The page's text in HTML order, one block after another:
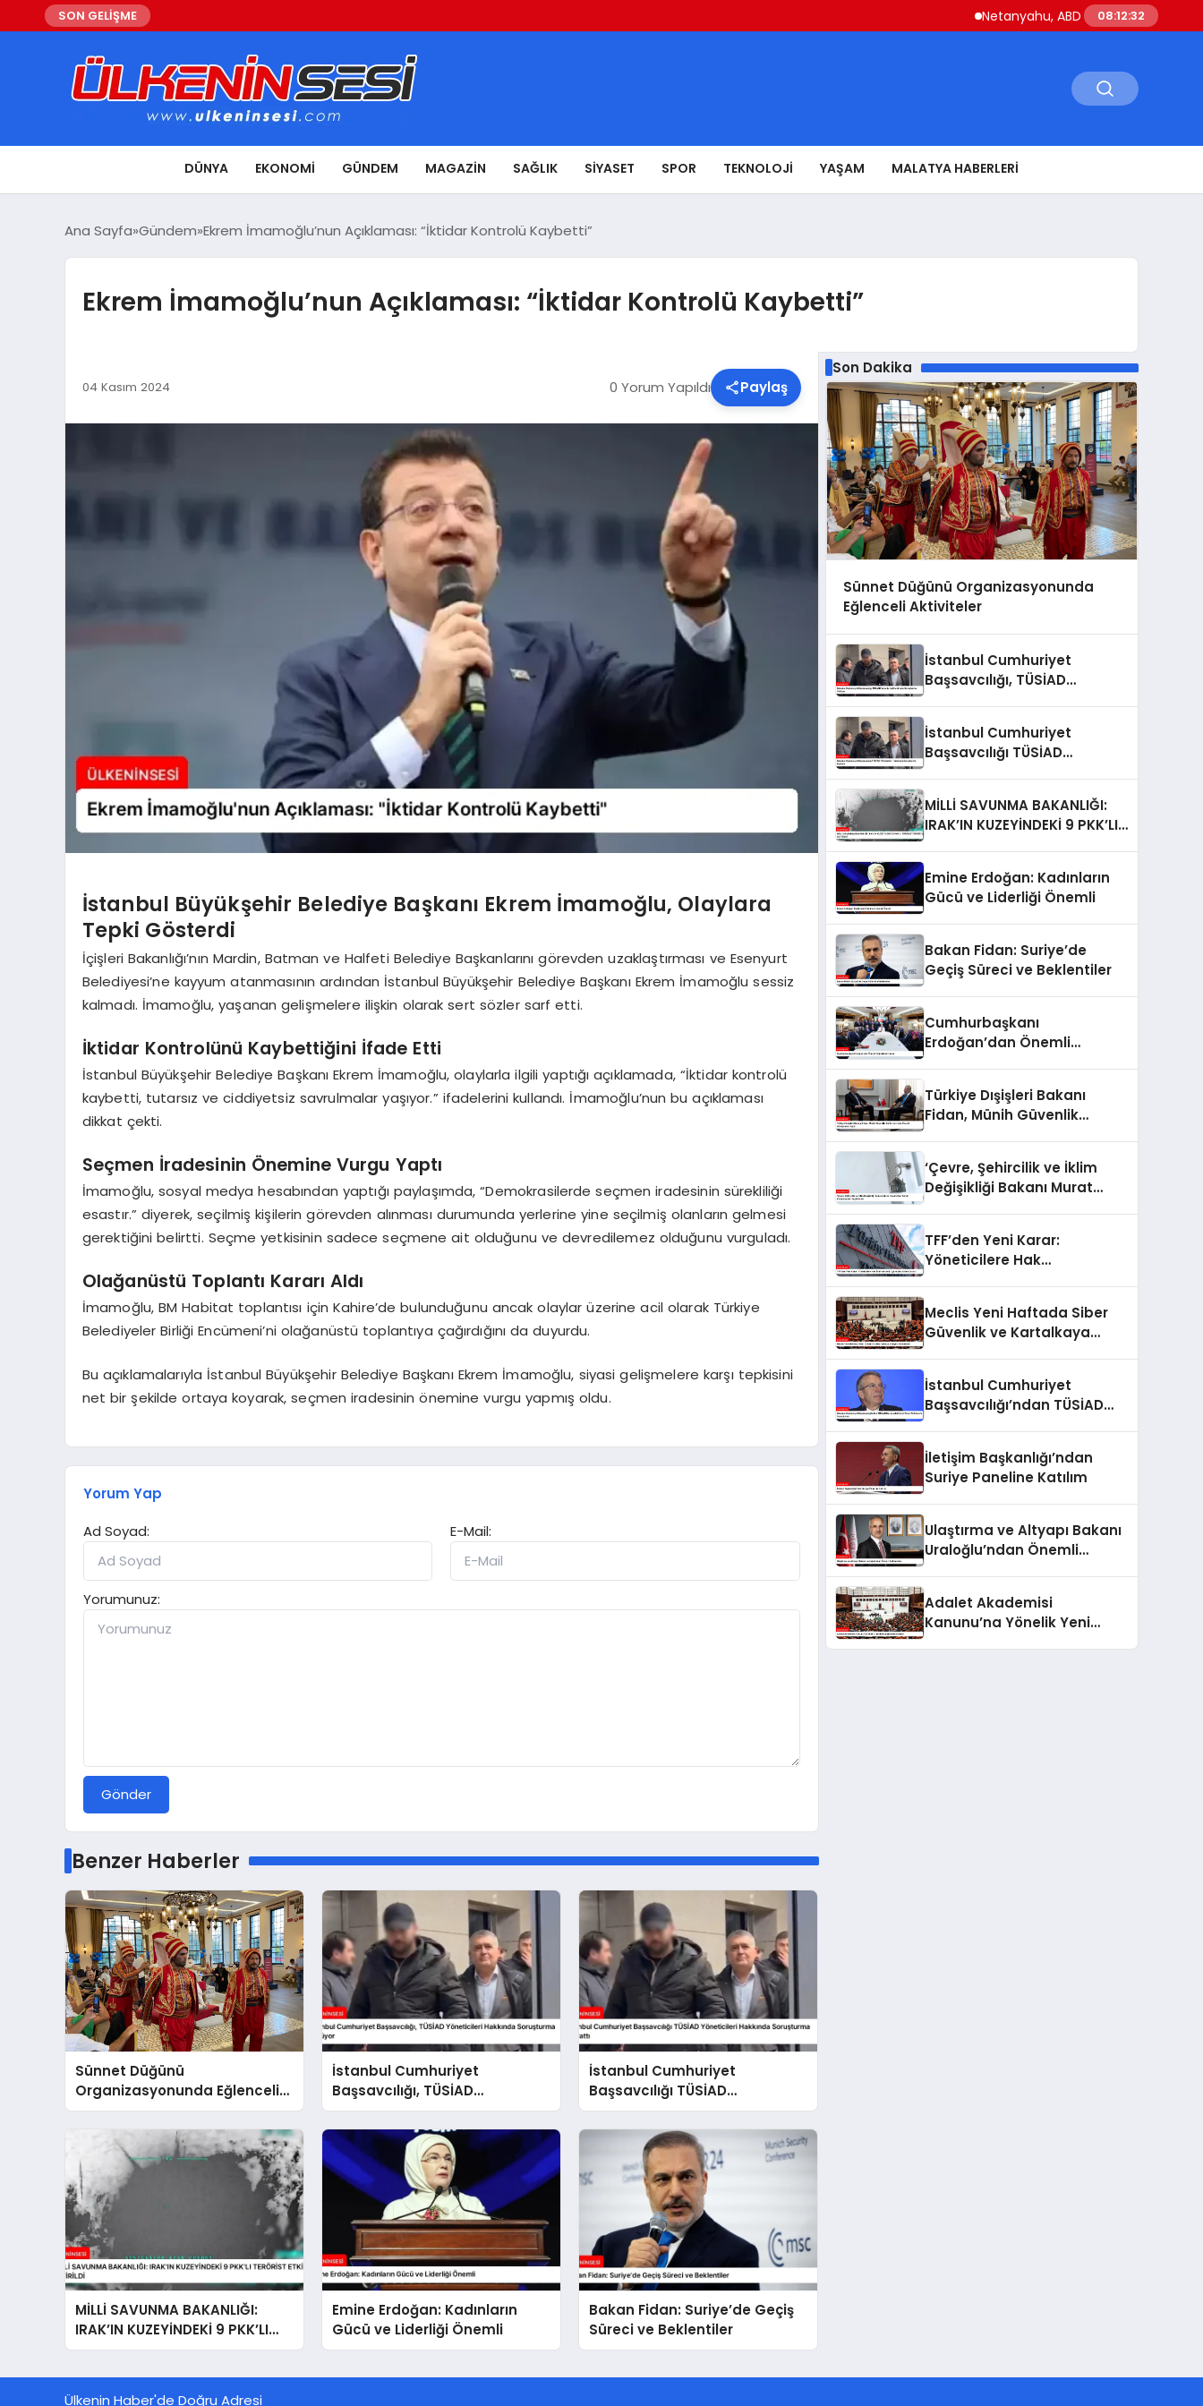
SON GELİŞME Netanyahu, ABD Savunma Bakanı
08:12:33
DÜNYA EKONOMI GÜNDEM MAGAZIN SAĞLIK SIYASET SPOR TEKNOLOJI YAŞAM MALATYA HABERLERI
Ana Sayfa Gündem Ekrem İmamoğlu’nun Açıklaması: “İktidar Kontrolü Kaybetti”
Ekrem İmamoğlu’nun Açıklaması: “İktidar Kontrolü Kaybetti”
04 Kasım 2024 0 Yorum Yapıldı Paylaş
İstanbul Büyükşehir Belediye Başkanı Ekrem İmamoğlu, Olaylara
Tepki Gösterdi
İçişleri Bakanlığı’nın Mardin, Batman ve Halfeti Belediye Başkanlarını görevden uzaklaştırması ve Esenyurt
Belediyesi’ne kayyum atanmasının ardından İstanbul Büyükşehir Belediye Başkanı Ekrem İmamoğlu sessiz
kalmadı. İmamoğlu, yaşanan gelişmelere ilişkin olarak sert sözler sarf etti.
İktidar Kontrolünü Kaybettiğini İfade Etti
İstanbul Büyükşehir Belediye Başkanı Ekrem İmamoğlu, olaylarla ilgili yaptığı açıklamada, “İktidar kontrolü
kaybetti, tutarsız ve ciddiyetsiz savrulmalar yaşıyor.” ifadelerini kullandı. İmamoğlu’nun bu açıklaması
dikkat çekti.
Seçmen İradesinin Önemine Vurgu Yaptı
İmamoğlu, sosyal medya hesabından yaptığı paylaşımda, “Demokrasilerde seçmen iradesinin sürekliliği
esastır.” diyerek, seçilmiş kişilerin görevden alınması durumunda yerlerine yine seçilmiş olanların gelmesi
gerektiğini belirtti. Seçme yetkisinin sadece seçmene ait olduğunu ve devredilemez olduğunu vurguladı.
Olağanüstü Toplantı Kararı Aldı
İmamoğlu, BM Habitat toplantısı için Kahire’de bulunduğunu ancak olaylar üzerine acil olarak Türkiye
Belediyeler Birliği Encümeni’ni olağanüstü toplantıya çağırdığını da duyurdu.
Bu açıklamalarıyla İstanbul Büyükşehir Belediye Başkanı Ekrem İmamoğlu, siyasi gelişmelere karşı tepkisini
net bir şekilde ortaya koyarak, seçmen iradesinin önemine vurgu yapmış oldu.
Yorum Yap
Ad Soyad:
E-Mail:
Yorumunuz:
Gönder
Benzer Haberler
Sünnet Düğünü
Organizasyonunda Eğlenceli
Aktiviteler
İstanbul Cumhuriyet
Başsavcılığı, TÜSİAD
Yöneticileri Hakkında
Soruşturma Sürüyor
İstanbul Cumhuriyet
Başsavcılığı TÜSİAD
Yöneticileri Hakkında
Soruşturma Başlattı
MİLLİ SAVUNMA BAKANLIĞI:
IRAK’IN KUZEYİNDEKİ 9 PKK’LI
TERÖRİST ETKİSİZ HALE
Emine Erdoğan: Kadınların
Gücü ve Liderliği Önemli
Bakan Fidan: Suriye’de Geçiş
Süreci ve Beklentiler
Son Dakika
Sünnet Düğünü Organizasyonunda
Eğlenceli Aktiviteler
İstanbul Cumhuriyet
Başsavcılığı, TÜSİAD
İstanbul Cumhuriyet
Başsavcılığı TÜSİAD
MİLLİ SAVUNMA BAKANLIĞI:
IRAK’IN KUZEYİNDEKİ 9 PKK’LI
Emine Erdoğan: Kadınların
Gücü ve Liderliği Önemli
Bakan Fidan: Suriye’de
Geçiş Süreci ve Beklentiler
Cumhurbaşkanı
Erdoğan’dan Önemli
Türkiye Dışişleri Bakanı
Fidan, Münih Güvenlik
‘Çevre, Şehircilik ve İklim
Değişikliği Bakanı Murat
TFF’den Yeni Karar:
Yöneticilere Hak
Meclis Yeni Haftada Siber
Güvenlik ve Kartalkaya
İstanbul Cumhuriyet
Başsavcılığı’ndan TÜSİAD
İletişim Başkanlığı’ndan
Suriye Paneline Katılım
Ulaştırma ve Altyapı Bakanı
Uraloğlu’ndan Önemli
Adalet Akademisi
Kanunu’na Yönelik Yeni
Ülkenin Haber'de Doğru Adresi